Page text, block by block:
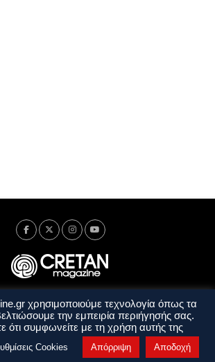
Πολιτική Απορρήτου
Όροι Χρήσης
Όροι και Προϋποθέσεις
χρησιμοποιούμε τεχνολογία όπως τα
την εμπειρία περιήγησής σας.
ότι συμφωνείτε με τη χρήση αυτής της
Cookies Απόρριψη Αποδοχή